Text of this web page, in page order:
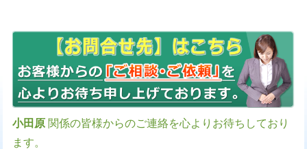
小田原関係の皆様からのご連絡を心よりお待ちしており
ます。